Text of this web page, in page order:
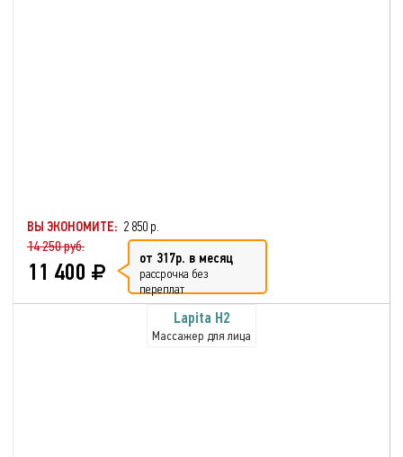
ВЫ ЭКОНОМИТЕ: 2 850 р.
14 250 руб.
11 400 от 317р. в месяц
рассрочка без
переплат
Lapita H2
Массажер для лица